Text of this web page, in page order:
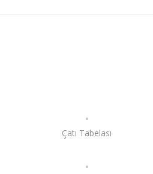
Çatı Tabelası